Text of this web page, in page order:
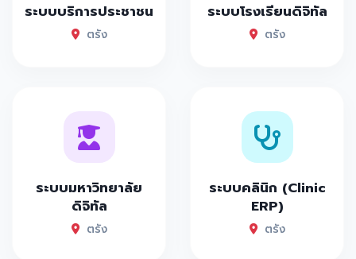
ระบบบริการประชาชน
ตรัง
ระบบโรงเรียนดิจิทัล
ตรัง
ระบบมหาวิทยาลัย
ดิจิทัล
ตรัง
ระบบคลินิก (Clinic
ERP)
ตรัง